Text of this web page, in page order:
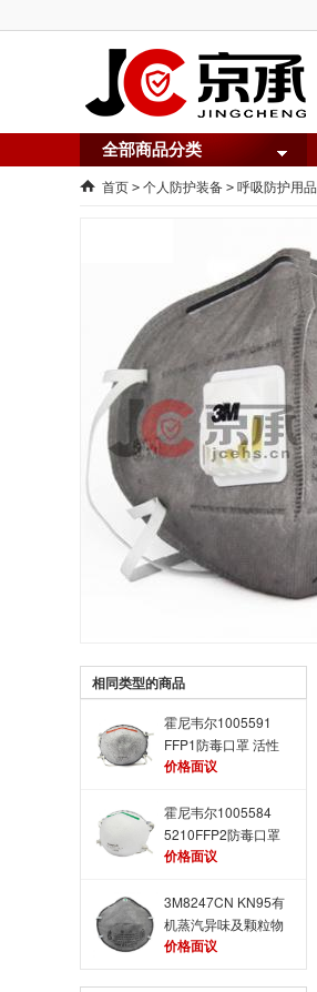
全部商品分类
首页 > 个人防护装备 > 呼吸防护用品
相同类型的商品
霍尼韦尔1005591
FFP1防毒口罩 活性
炭防毒口罩
价格面议
霍尼韦尔1005584
5210FFP2防毒口罩
头带式防尘毒口罩
价格面议
3M8247CN KN95有
机蒸汽异味及颗粒物
防毒口罩 防甲醛防
毒口罩
价格面议